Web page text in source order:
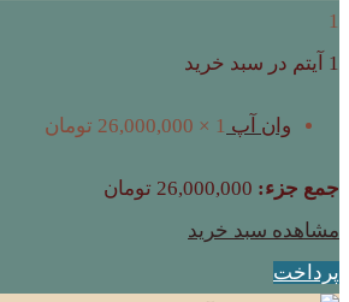
1
1 آیتم در سبد خرید
وان آپ 1 ×
26,000,000 تومان
جمع جزء: 26,000,000 تومان
مشاهده سبد خرید
پرداخت